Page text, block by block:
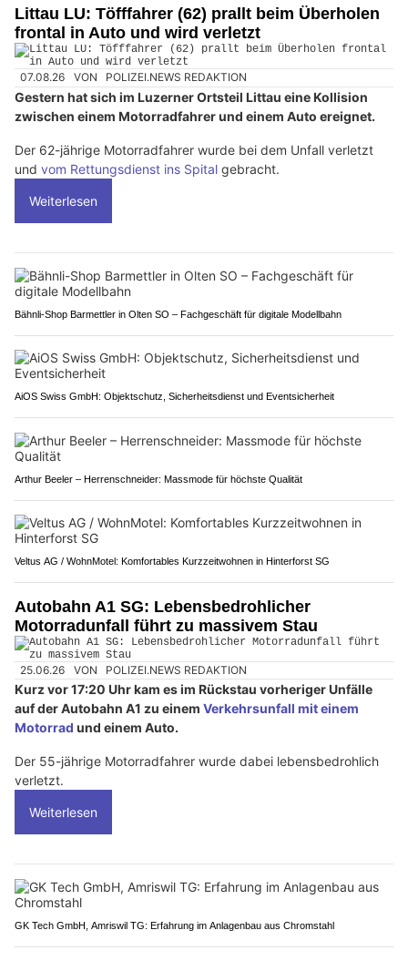
Littau LU: Töfffahrer (62) prallt beim Überholen
frontal in Auto und wird verletzt
07.08.26 VON POLIZEI.NEWS REDAKTION
Gestern hat sich im Luzerner Ortsteil Littau eine Kollision
zwischen einem Motorradfahrer und einem Auto ereignet.
Der 62-jährige Motorradfahrer wurde bei dem Unfall verletzt
und vom Rettungsdienst ins Spital gebracht.
Weiterlesen
Bähnli-Shop Barmettler in Olten SO – Fachgeschäft für digitale Modellbahn
AiOS Swiss GmbH: Objektschutz, Sicherheitsdienst und Eventsicherheit
Arthur Beeler – Herrenschneider: Massmode für höchste Qualität
Veltus AG / WohnMotel: Komfortables Kurzzeitwohnen in Hinterforst SG
Autobahn A1 SG: Lebensbedrohlicher
Motorradunfall führt zu massivem Stau
25.06.26 VON POLIZEI.NEWS REDAKTION
Kurz vor 17:20 Uhr kam es im Rückstau vorheriger Unfälle
auf der Autobahn A1 zu einem Verkehrsunfall mit einem
Motorrad und einem Auto.
Der 55-jährige Motorradfahrer wurde dabei lebensbedrohlich
verletzt.
Weiterlesen
GK Tech GmbH, Amriswil TG: Erfahrung im Anlagenbau aus Chromstahl